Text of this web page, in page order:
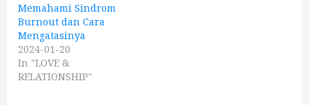
Memahami Sindrom
Burnout dan Cara
Mengatasinya
2024-01-20
In "LOVE &
RELATIONSHIP"